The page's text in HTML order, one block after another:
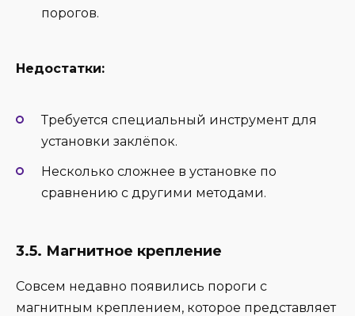
порогов.
Недостатки:
Требуется специальный инструмент для
установки заклёпок.
Несколько сложнее в установке по
сравнению с другими методами.
3.5. Магнитное крепление
Совсем недавно появились пороги с
магнитным креплением, которое представляет